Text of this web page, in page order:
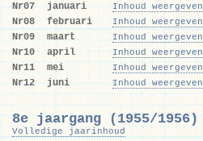
Nr07 januari Inhoud weergeven
Nr08 februari Inhoud weergeven
Nr09 maart Inhoud weergeven
Nr10 april Inhoud weergeven
Nr11 mei Inhoud weergeven
Nr12 juni Inhoud weergeven
8e jaargang (1955/1956)
Volledige jaarinhoud